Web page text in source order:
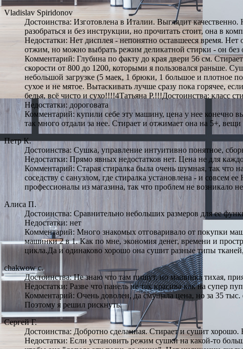
Vladislav Spiridonov
Достоинства: Изготовлена в Италии. Выглядит
разобраться и без инструкции, но прочитать стоит, она в
Недостатки: Нет дисплея - непонятно оставшееся время. Нет
отжим, но можно выбрать режим деликатной стирки - он без
Комментарий: Глубина по факту до края двери 56 см.
скорости от 800 до 1200, которыми я пользовался раньше.
небольшой загрузке (5 маек, 1 брюки, 1 большое и плотное
сухое и не мятое. Вытаскивать лучше сразу пока горячее,
белья, всё чисто и сухо!!!!4Татьяна Р.!!!Достоинства: класс
Недостатки: дороговата
Комментарий: купили себе эту машину, цена у нее конечно
так много отдали за нее. Стирает и отжимает она на 5+,
Петр К.
Достоинства: Сушка, управление интуитивно понятное,
Недостатки: Прямо явных недостатков нет. Цена не для
Комментарий: Старая стиралка была очень шумная, так что
соседству с санузлом, где стиралка установлена - и
профессионалы из магазина, так что проблем не возникало
Алиса П.
Достоинства: Сравнительно небольших размеров для ее
Недостатки: нет
Комментарий: Много знакомых отговаривало от покупки
машинки 2 в 1. Как по мне, экономия денег, времени и
цикла.Да и одинаково хорошо она сушит разные типы
chakwow c.
Достоинства: Не знаю что там пишут, но машинка тихая,
Недостатки: Разве что панель не так красива как на супер
Комментарий: Очень доволен, да смущала цена, но за 35 тыс.
Поэтому я решил рискнуть.
Сергей Г.
Достоинства: Добротно сделанная. Стирает и сушит хорошо.
Недостатки: Если установить режим сушки на какой-то